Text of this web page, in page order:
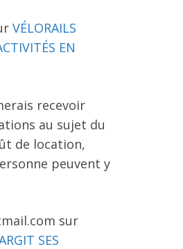
VÉLORAILS
EN
recevoir
au sujet du
de location,
peuvent y
sur
SES